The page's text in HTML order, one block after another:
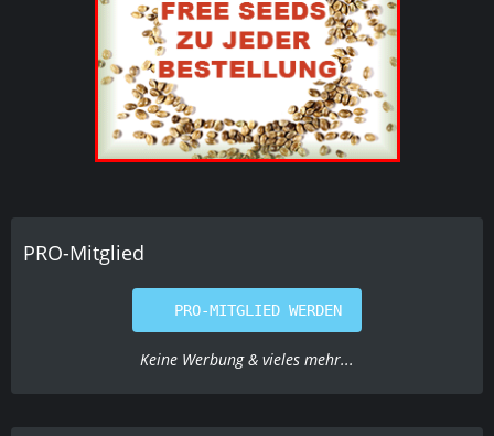
PRO-Mitglied
PRO-MITGLIED WERDEN
Keine Werbung & vieles mehr...